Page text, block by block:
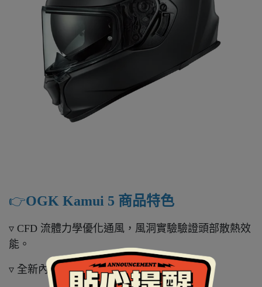
👉️OGK Kamui 5 商品特色
▿ CFD 流體力學優化通風，風洞實驗驗證頭部散熱效
能。
▿ 全新內襯設計，穿脫順手，柔軟貼合頸部。